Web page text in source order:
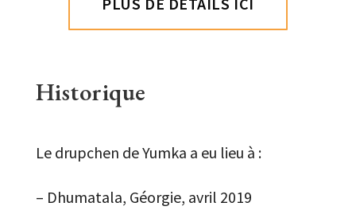
Historique
Le drupchen de Yumka a eu lieu à :
– Dhumatala, Géorgie, avril 2019